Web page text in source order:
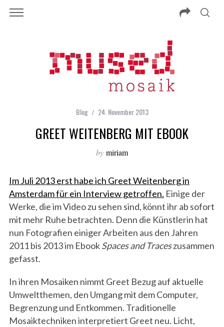
Blog 24. November 2013
GREET WEITENBERG MIT EBOOK
by miriam
Im Juli 2013 erst habe ich Greet Weitenberg in
Amsterdam für ein Interview getroffen. Einige der
Werke, die im Video zu sehen sind, könnt ihr ab sofort
mit mehr Ruhe betrachten. Denn die Künstlerin hat
nun Fotografien einiger Arbeiten aus den Jahren
2011 bis 2013 im EbookSpaces and Traceszusammen
gefasst.
In ihren Mosaiken nimmt Greet Bezug auf aktuelle
Umweltthemen, den Umgang mit dem Computer,
Begrenzung und Entkommen. Traditionelle
Mosaiktechniken interpretiert Greet neu. Licht,